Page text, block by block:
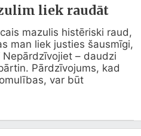
liek raudāt
mazulis histēriski raud,
man liek justies šausmīgi,
– daudzi
Pārdzīvojums, kad
var būt